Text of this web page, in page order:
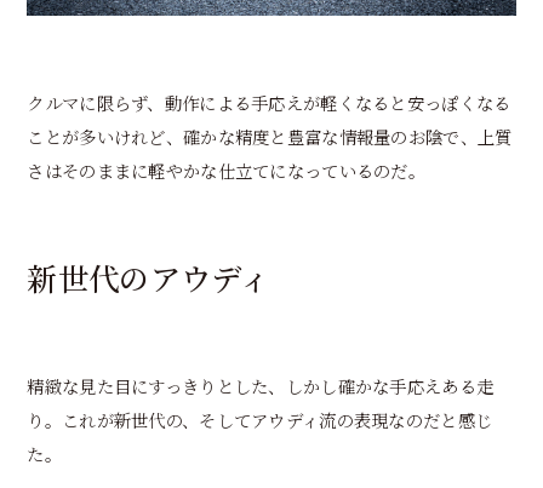
クルマに限らず、動作による手応えが軽くなると安っぽくなる
ことが多いけれど、確かな精度と豊富な情報量のお陰で、上質
さはそのままに軽やかな仕立てになっているのだ。
新世代のアウディ
精緻な見た目にすっきりとした、しかし確かな手応えある走
り。これが新世代の、そしてアウディ流の表現なのだと感じ
た。